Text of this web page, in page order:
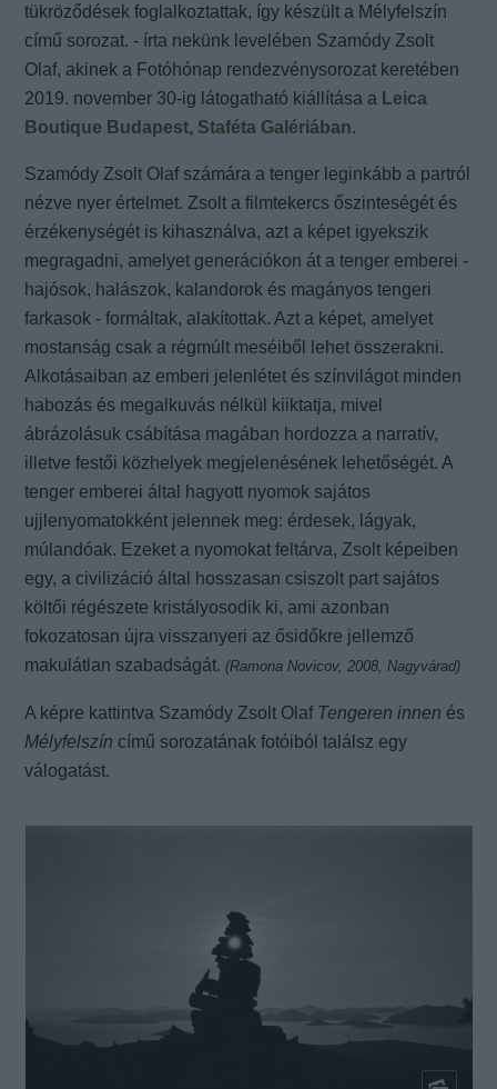
tükröződések foglalkoztattak, így készült a Mélyfelszín
című sorozat. - írta nekünk levelében Szamódy Zsolt
Olaf, akinek a Fotóhónap rendezvénysorozat keretében
2019. november 30-ig látogatható kiállítása a Leica
Boutique Budapest, Staféta Galériában.
Szamódy Zsolt Olaf számára a tenger leginkább a partról
nézve nyer értelmet. Zsolt a filmtekercs őszinteségét és
érzékenységét is kihasználva, azt a képet igyekszik
megragadni, amelyet generációkon át a tenger emberei -
hajósok, halászok, kalandorok és magányos tengeri
farkasok - formáltak, alakítottak. Azt a képet, amelyet
mostanság csak a régmúlt meséiből lehet összerakni.
Alkotásaiban az emberi jelenlétet és színvilágot minden
habozás és megalkuvás nélkül kiiktatja, mivel
ábrázolásuk csábítása magában hordozza a narratív,
illetve festői közhelyek megjelenésének lehetőségét. A
tenger emberei által hagyott nyomok sajátos
ujjlenyomatokként jelennek meg: érdesek, lágyak,
múlandóak. Ezeket a nyomokat feltárva, Zsolt képeiben
egy, a civilizáció által hosszasan csiszolt part sajátos
költői régészete kristályosodik ki, ami azonban
fokozatosan újra visszanyeri az ősidőkre jellemző
makulátlan szabadságát.(Ramona Novicov, 2008, Nagyvárad)
A képre kattintva Szamódy Zsolt Olaf Tengeren innen és
Mélyfelszín című sorozatának fotóiból találsz egy
válogatást.